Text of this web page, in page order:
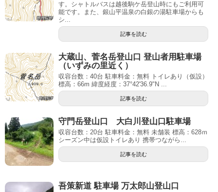
す。シャトルバスは越後駒ケ岳登山時にもご利用可
能です。また、銀山平温泉の白銀の湯駐車場からも
シ...
記事を読む
大蔵山、菅名岳登山口 登山者用駐車場
（いずみの里近く）
収容台数：40台 駐車料金：無料 トイレあり（仮設）
標高：66m 緯度経度：37°42'36.9"N ...
記事を読む
守門岳登山口 大白川登山口駐車場
収容台数：20台 駐車料金：無料 未舗装 標高：628ｍ
シーズン中は仮設トイレあり 携帯つながら...
記事を読む
吾策新道 駐車場 万太郎山登山口